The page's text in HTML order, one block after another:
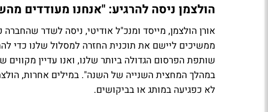
הולצמן ניסה להרגיע: "אנחנו מעודדים
אורן הולצמן, מייסד ומנכ"ל אודיטי, ניסה לשדר
ממשיכים ליישם את תוכנית החזרה למסלול שלנו כדי
שותפת הפרסום הגדולה ביותר שלנו, ואנו עדיין
במהלך המחצית השנייה של השנה". במילים אחרות,
לא כפגיעה במותג או בביקושים.